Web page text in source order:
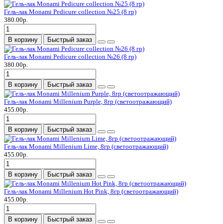
Гель-лак Monami Pedicure collection №25 (8 гр)
380.00р.
В корзину Быстрый заказ
Гель-лак Monami Pedicure collection №26 (8 гр)
380.00р.
В корзину Быстрый заказ
Гель-лак Monami Millenium Purple, 8гр (светоотражающий)
455.00р.
В корзину Быстрый заказ
Гель-лак Monami Millenium Lime, 8гр (светоотражающий)
455.00р.
В корзину Быстрый заказ
Гель-лак Monami Millenium Hot Pink, 8гр (светоотражающий)
455.00р.
В корзину Быстрый заказ